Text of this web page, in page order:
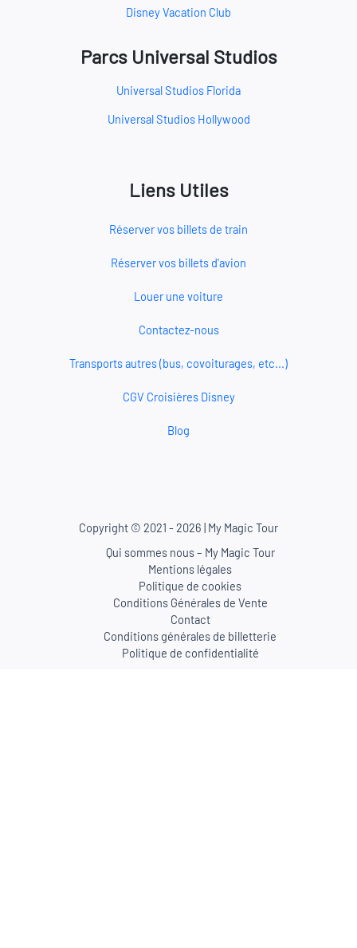
Disney Vacation Club
Parcs Universal Studios
Universal Studios Florida
Universal Studios Hollywood
Liens Utiles
Réserver vos billets de train
Réserver vos billets d'avion
Louer une voiture
Contactez-nous
Transports autres (bus, covoiturages, etc...)
CGV Croisières Disney
Blog
Copyright © 2021 - 2026 | My Magic Tour
Qui sommes nous – My Magic Tour
Mentions légales
Politique de cookies
Conditions Générales de Vente
Contact
Conditions générales de billetterie
Politique de confidentialité